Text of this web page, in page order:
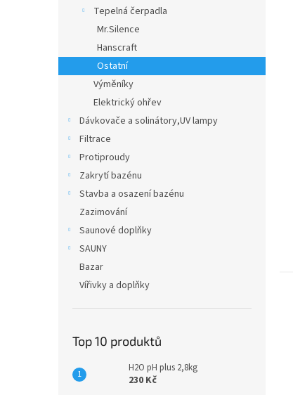
Tepelná čerpadla
Mr.Silence
Hanscraft
Ostatní
Výměníky
Elektrický ohřev
Dávkovače a solinátory,UV lampy
Filtrace
Protiproudy
Zakrytí bazénu
Stavba a osazení bazénu
Zazimování
Saunové doplňky
SAUNY
Bazar
Vířivky a doplňky
Top 10 produktů
H2O pH plus 2,8kg
230 Kč